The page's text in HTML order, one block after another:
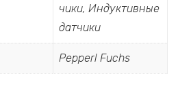
чики, Индуктивные
датчики
Pepperl Fuchs